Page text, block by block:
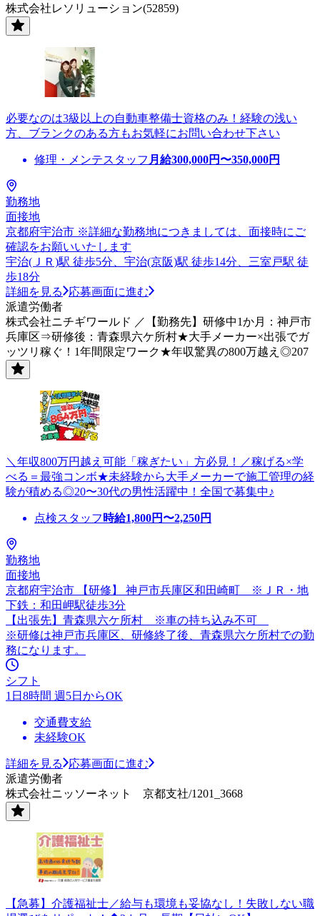
株式会社レソリューション(52859)
必要なのは3級以上の自動車整備士資格のみ！経験の浅い
方、ブランクのある方もお気軽にお問い合わせ下さい
修理・メンテスタッフ 月給300,000円〜350,000円
勤務地
面接地
京都府宇治市 ※詳細な勤務地につきましては、面接時にご
確認をお願いいたします
宇治(ＪＲ)駅 徒歩5分、宇治(京阪)駅 徒歩14分、三室戸駅 徒
歩18分
詳細を見る
応募画面に進む
派遣労働者
株式会社ニチギワールド ／【勤務先】研修中1か月：神戸市
兵庫区⇒研修後：青森県六ケ所村★大手メーカー×出張でガ
ッツリ稼ぐ！1年間限定ワーク★年収驚異の800万越え◎207
＼年収800万円越え可能「稼ぎたい」方必見！／稼げる×学
べる＝最強コンボ★未経験から大手メーカーで施工管理の経
験が積める◎20〜30代の男性活躍中！全国で募集中♪
点検スタッフ 時給1,800円〜2,250円
勤務地
面接地
京都府宇治市 【研修】 神戸市兵庫区和田崎町 ※ＪＲ・地
下鉄：和田岬駅徒歩3分
【出張先】青森県六ケ所村 ※車の持ち込み不可
※研修は神戸市兵庫区、研修終了後、青森県六ケ所村での勤
務になります。
シフト
1日8時間 週5日からOK
交通費支給
未経験OK
詳細を見る
応募画面に進む
派遣労働者
株式会社ニッソーネット 京都支社/1201_3668
【急募】介護福祉士／給与も環境も妥協なし！失敗しない職